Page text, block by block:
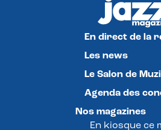
En direct de la
Les news
Le Salon de
Agenda des
Nos magazines
En kiosque ce